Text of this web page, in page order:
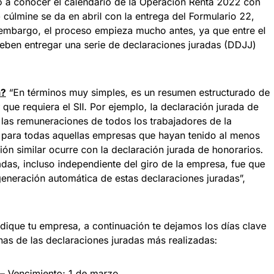
se da en abril con la entrega del Formulario 22,
el proceso empieza mucho antes, ya que entre el
entregar una serie de declaraciones juradas (DDJJ)
“En términos muy simples, es un resumen estructurado de
requiera el SII. Por ejemplo, la declaración jurada de
remuneraciones de todos los trabajadores de la
todas aquellas empresas que hayan tenido al menos
similar ocurre con la declaración jurada de honorarios.
incluso independiente del giro de la empresa, fue que
automática de estas declaraciones juradas”,
tu empresa, a continuación te dejamos los días clave
de las declaraciones juradas más realizadas: